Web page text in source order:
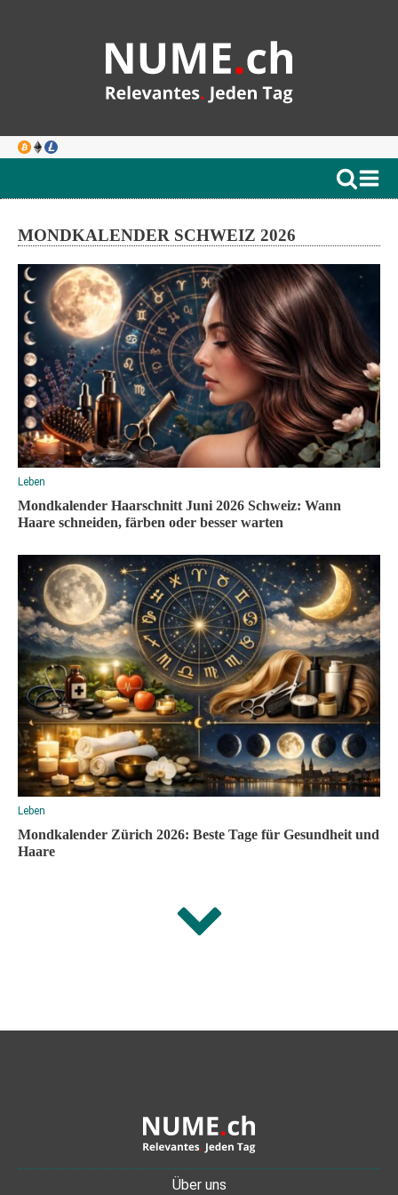
MONDKALENDER SCHWEIZ 2026
Leben
Mondkalender Haarschnitt Juni 2026 Schweiz: Wann
Haare schneiden, färben oder besser warten
Leben
Mondkalender Zürich 2026: Beste Tage für Gesundheit und
Haare
Über uns